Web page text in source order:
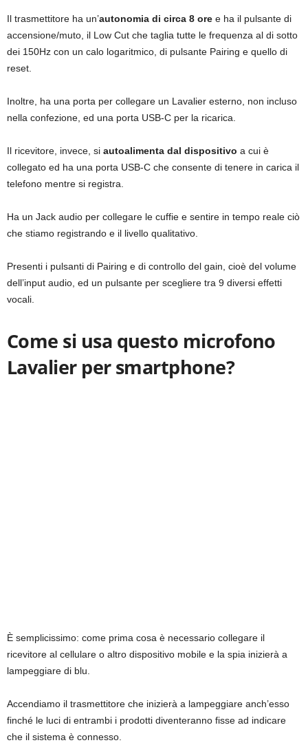
Il trasmettitore ha un’autonomia di circa 8 ore e ha il pulsante di
accensione/muto, il Low Cut che taglia tutte le frequenza al di sotto
dei 150Hz con un calo logaritmico, di pulsante Pairing e quello di
reset.
Inoltre, ha una porta per collegare un Lavalier esterno, non incluso
nella confezione, ed una porta USB-C per la ricarica.
Il ricevitore, invece, si autoalimenta dal dispositivo a cui è
collegato ed ha una porta USB-C che consente di tenere in carica il
telefono mentre si registra.
Ha un Jack audio per collegare le cuffie e sentire in tempo reale ciò
che stiamo registrando e il livello qualitativo.
Presenti i pulsanti di Pairing e di controllo del gain, cioè del volume
dell’input audio, ed un pulsante per scegliere tra 9 diversi effetti
vocali.
Come si usa questo microfono
Lavalier per smartphone?
È semplicissimo: come prima cosa è necessario collegare il
ricevitore al cellulare o altro dispositivo mobile e la spia inizierà a
lampeggiare di blu.
Accendiamo il trasmettitore che inizierà a lampeggiare anch’esso
finché le luci di entrambi i prodotti diventeranno fisse ad indicare
che il sistema è connesso.